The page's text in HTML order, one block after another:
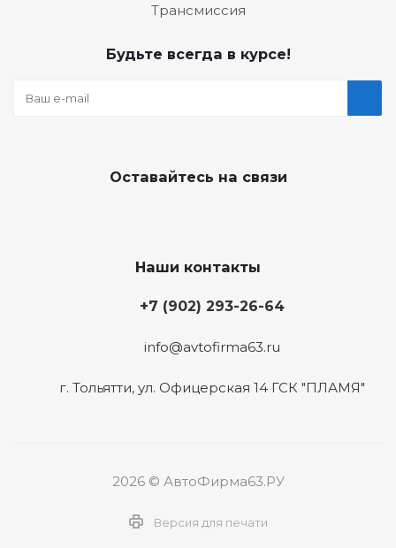
Трансмиссия
Будьте всегда в курсе!
Оставайтесь на связи
Наши контакты
+7 (902) 293-26-64
info@avtofirma63.ru
г. Тольятти, ул. Офицерская 14 ГСК "ПЛАМЯ"
2026 © АвтоФирма63.РУ
Версия для печати